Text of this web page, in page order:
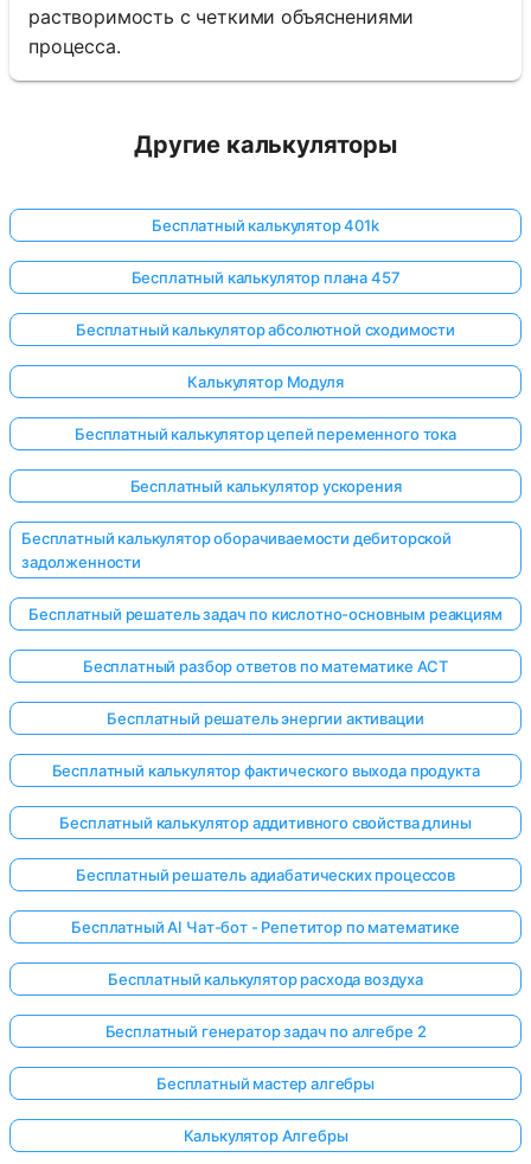
растворимость с четкими объяснениями
процесса.
Другие калькуляторы
Бесплатный калькулятор 401k
Бесплатный калькулятор плана 457
Бесплатный калькулятор абсолютной сходимости
Калькулятор Модуля
Бесплатный калькулятор цепей переменного тока
Бесплатный калькулятор ускорения
Бесплатный калькулятор оборачиваемости дебиторской
задолженности
Бесплатный решатель задач по кислотно-основным реакциям
Бесплатный разбор ответов по математике ACT
Бесплатный решатель энергии активации
Бесплатный калькулятор фактического выхода продукта
Бесплатный калькулятор аддитивного свойства длины
Бесплатный решатель адиабатических процессов
Бесплатный AI Чат-бот - Репетитор по математике
Бесплатный калькулятор расхода воздуха
Бесплатный генератор задач по алгебре 2
Бесплатный мастер алгебры
Калькулятор Алгебры